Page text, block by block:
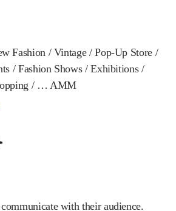
Fashion / Vintage / Pop-Up Store /
/ Fashion Shows / Exhibitions /
/ … AMM
with their audience.